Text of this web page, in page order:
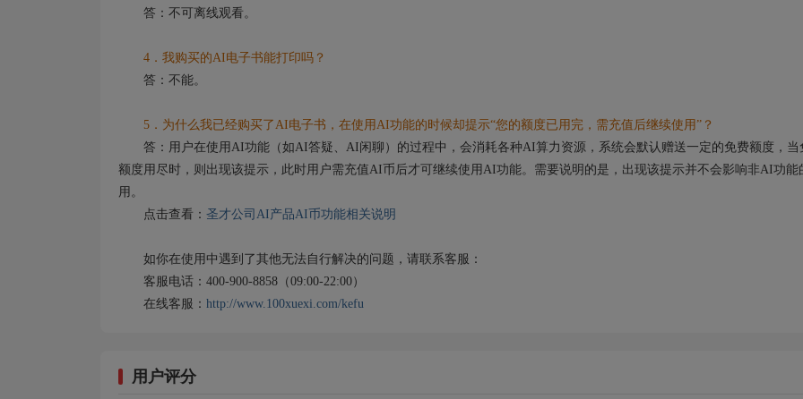
答：不可离线观看。
4．我购买的AI电子书能打印吗？
答：不能。
5．为什么我已经购买了AI电子书，在使用AI功能的时候却提示“您的额度已用完，需充值后继续使用”？
答：用户在使用AI功能（如AI答疑、AI闲聊）的过程中，会消耗各种AI算力资源，系统会默认赠送一定的免费额度，当
额度用尽时，则出现该提示，此时用户需充值AI币后才可继续使用AI功能。需要说明的是，出现该提示并不会影响非AI功能
用。
点击查看： 圣才公司AI产品AI币功能相关说明
如你在使用中遇到了其他无法自行解决的问题，请联系客服：
客服电话：400-900-8858（09:00-22:00）
在线客服： http://www.100xuexi.com/kefu
用户评分